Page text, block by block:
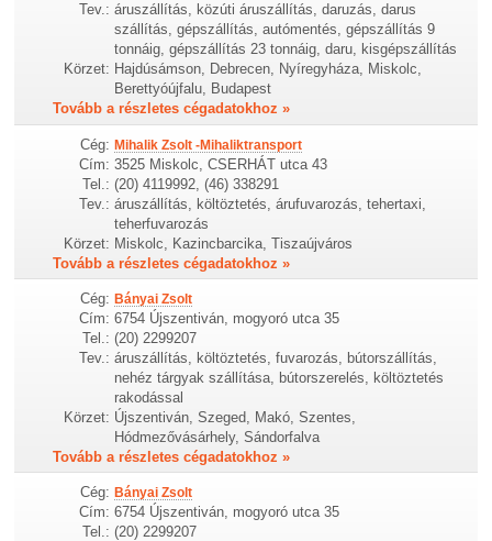
Tev.: áruszállítás, közúti áruszállítás, daruzás, darus
szállítás, gépszállítás, autómentés, gépszállítás 9
tonnáig, gépszállítás 23 tonnáig, daru, kisgépszállítás
Körzet: Hajdúsámson, Debrecen, Nyíregyháza, Miskolc,
Berettyóújfalu, Budapest
Tovább a részletes cégadatokhoz »
Cég: Mihalik Zsolt -Mihaliktransport
Cím: 3525 Miskolc, CSERHÁT utca 43
Tel.: (20) 4119992, (46) 338291
Tev.: áruszállítás, költöztetés, árufuvarozás, tehertaxi,
teherfuvarozás
Körzet: Miskolc, Kazincbarcika, Tiszaújváros
Tovább a részletes cégadatokhoz »
Cég: Bányai Zsolt
Cím: 6754 Újszentiván, mogyoró utca 35
Tel.: (20) 2299207
Tev.: áruszállítás, költöztetés, fuvarozás, bútorszállítás,
nehéz tárgyak szállítása, bútorszerelés, költöztetés
rakodással
Körzet: Újszentiván, Szeged, Makó, Szentes,
Hódmezővásárhely, Sándorfalva
Tovább a részletes cégadatokhoz »
Cég: Bányai Zsolt
Cím: 6754 Újszentiván, mogyoró utca 35
Tel.: (20) 2299207